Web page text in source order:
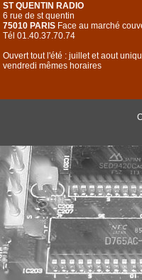
ST QUENTIN RADIO
6 rue de st quentin
75010 PARIS Face au marché
Tél 01.40.37.70.74
Ouvert tout l'été : juillet et aout
vendredi mêmes horaires